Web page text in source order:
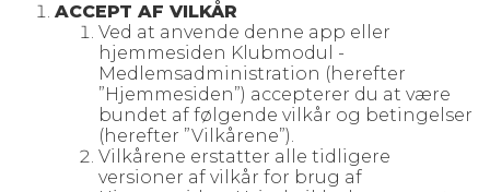
ACCEPT AF VILKÅR
Ved at anvende denne app eller
hjemmesiden Klubmodul -
Medlemsadministration (herefter
”Hjemmesiden”) accepterer du at være
bundet af følgende vilkår og betingelser
(herefter ”Vilkårene”).
Vilkårene erstatter alle tidligere
versioner af vilkår for brug af